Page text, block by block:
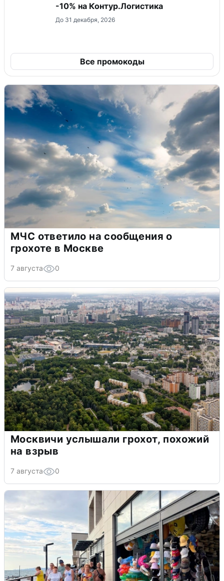
-10% на Контур.Логистика
До 31 декабря, 2026
Все промокоды
МЧС ответило на сообщения о
грохоте в Москве
7 августа 0
Москвичи услышали грохот, похожий
на взрыв
7 августа 0